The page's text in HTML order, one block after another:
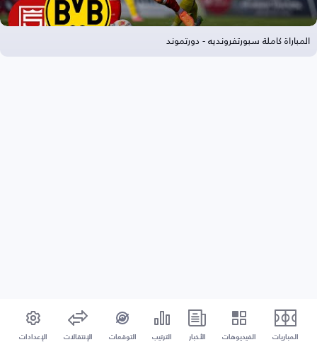
المباراة كاملة سبورتفرونديه - دورتموند
المباريات الفيديوهات الأخبار الترتيب التوقعات الإنتقالات الإعدادات